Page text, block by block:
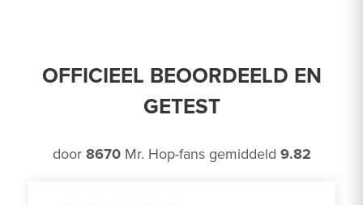
OFFICIEEL BEOORDEELD EN
GETEST
door 8670Mr. Hop-fans gemiddeld 9.82